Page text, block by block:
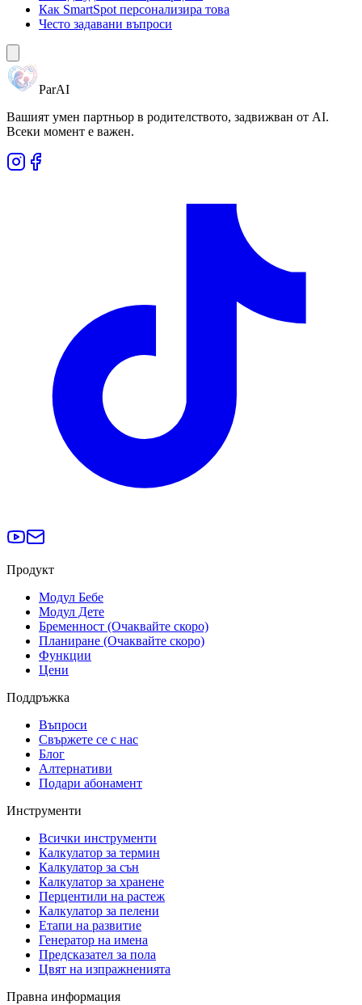
Как SmartSpot персонализира това
Често задавани въпроси
ParAI
Вашият умен партньор в родителството, задвижван от AI.
Всеки момент е важен.
Продукт
Модул Бебе
Модул Дете
Бременност (Очаквайте скоро)
Планиране (Очаквайте скоро)
Функции
Цени
Поддръжка
Въпроси
Свържете се с нас
Блог
Алтернативи
Подари абонамент
Инструменти
Всички инструменти
Калкулатор за термин
Калкулатор за сън
Калкулатор за хранене
Перцентили на растеж
Калкулатор за пелени
Етапи на развитие
Генератор на имена
Предсказател за пола
Цвят на изпражненията
Правна информация